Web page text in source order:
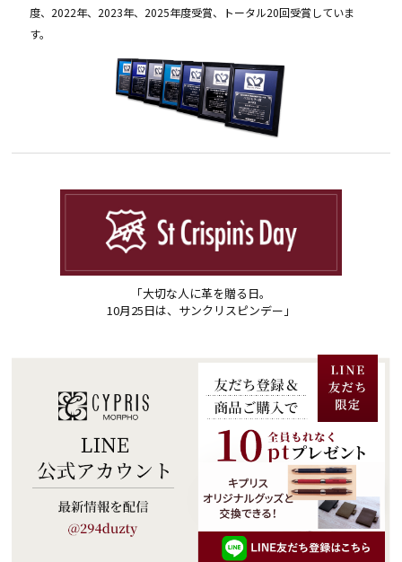
度、2022年、2023年、2025年度受賞、トータル20回受賞していま
す。
「大切な人に革を贈る日。
10月25日は、サンクリスピンデー」